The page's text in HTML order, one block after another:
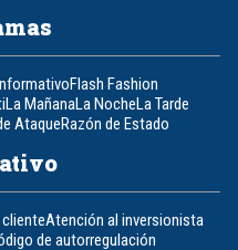
Flash Fashion
La MañanaLa NocheLa Tarde
AtaqueRazón de Estado
Atención al inversionista
de autorregulación